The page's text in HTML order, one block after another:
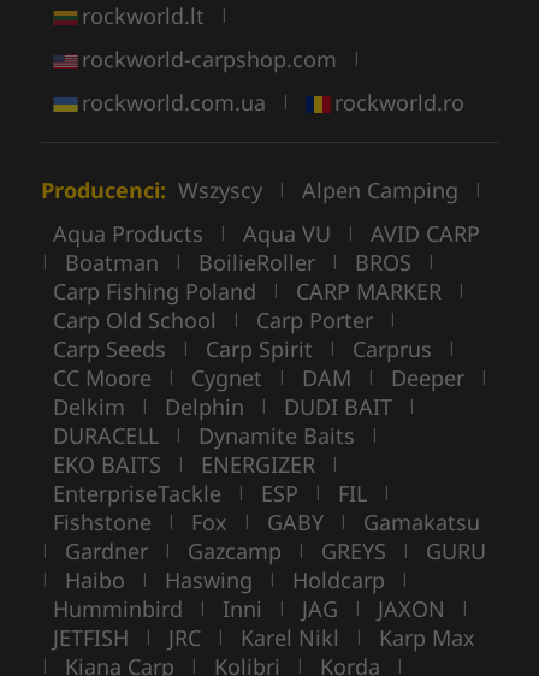
rockworld.lt |
rockworld-carpshop.com |
rockworld.com.ua | rockworld.ro
Producenci: Wszyscy | Alpen Camping |
Aqua Products | Aqua VU | AVID CARP
| Boatman | BoilieRoller | BROS |
Carp Fishing Poland | CARP MARKER |
Carp Old School | Carp Porter |
Carp Seeds | Carp Spirit | Carprus |
CC Moore | Cygnet | DAM | Deeper |
Delkim | Delphin | DUDI BAIT |
DURACELL | Dynamite Baits |
EKO BAITS | ENERGIZER |
EnterpriseTackle | ESP | FIL |
Fishstone | Fox | GABY | Gamakatsu
| Gardner | Gazcamp | GREYS | GURU
| Haibo | Haswing | Holdcarp |
Humminbird | Inni | JAG | JAXON |
JETFISH | JRC | Karel Nikl | Karp Max
| Kiana Carp | Kolibri | Korda |